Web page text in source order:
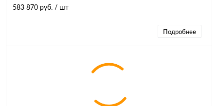
583 870 руб. / шт
Подробнее